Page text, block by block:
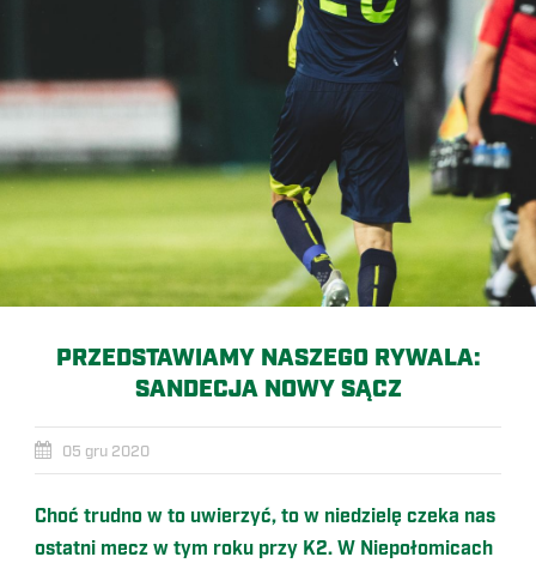
PRZEDSTAWIAMY NASZEGO RYWALA:
SANDECJA NOWY SĄCZ
05 gru 2020
Choć trudno w to uwierzyć, to w niedzielę czeka nas
ostatni mecz w tym roku przy K2. W Niepołomicach